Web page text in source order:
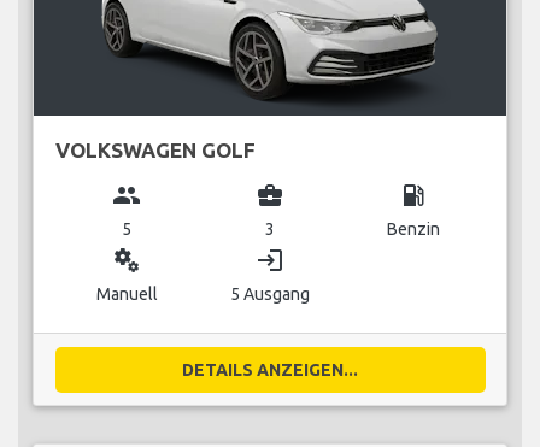
VOLKSWAGEN GOLF
group
5
business_center
3
local_gas_station
Benzin
miscellaneous_services
Manuell
login
5 Ausgang
DETAILS ANZEIGEN...